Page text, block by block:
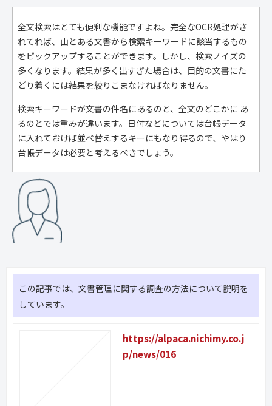
全文検索はとても便利な機能ですよね。完全なOCR処理がさ
れてれば、山とある文書から検索キーワードに該当するもの
をピックアップすることができます。しかし、検索ノイズの
多くなります。結果が多く出すぎた場合は、目的の文書にた
どり着くには結果を絞りこまなければなりません。
検索キーワードが文書の件名にあるのと、全文のどこかに あ
るのとでは重みが違います。日付などについては台帳データ
に入れておけば並べ替えするキーにもなり得るので、やはり
台帳データは必要と考えるべきでしょう。
この記事では、文書管理に関する調査の方法について説明を
しています。
https://alpaca.nichimy.co.j
p/news/016